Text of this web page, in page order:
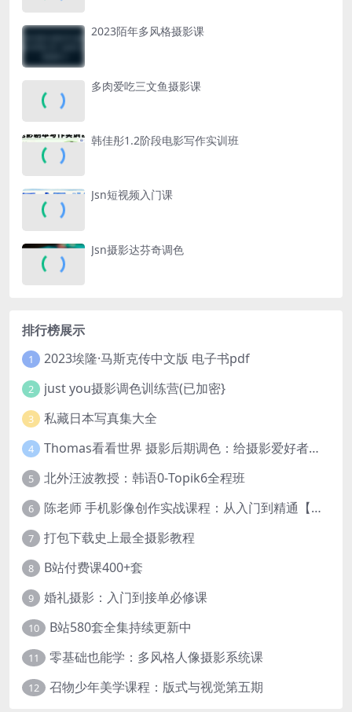
2023陌年多风格摄影课
多肉爱吃三文鱼摄影课
韩佳彤1.2阶段电影写作实训班
Jsn短视频入门课
Jsn摄影达芬奇调色
排行榜展示
1 2023埃隆·马斯克传中文版 电子书pdf
2 just you摄影调色训练营(已加密}
3 私藏日本写真集大全
4 Thomas看看世界 摄影后期调色：给摄影爱好者的色彩课 网盘下载
5 北外汪波教授：韩语0-Topik6全程班
6 陈老师 手机影像创作实战课程：从入门到精通【完结】
7 打包下载史上最全摄影教程
8 B站付费课400+套
9 婚礼摄影：入门到接单必修课
10 B站580套全集持续更新中
11 零基础也能学：多风格人像摄影系统课
12 召物少年美学课程：版式与视觉第五期